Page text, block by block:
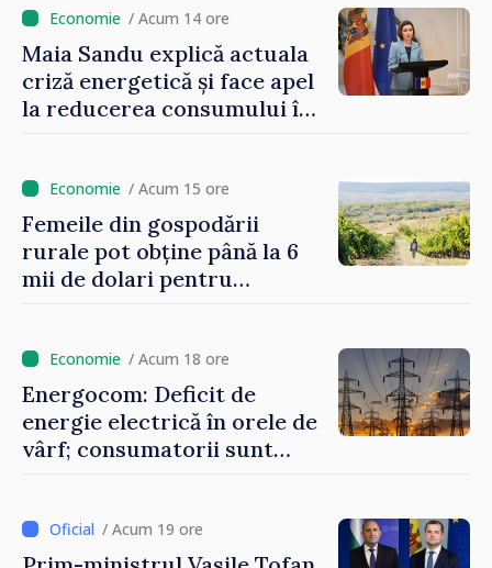
/ Acum 14 ore
Maia Sandu explică actuala
criză energetică și face apel
la reducerea consumului în
un nivel mai mic”
/ Acum 15 ore
Femeile din gospodării
rurale pot obține până la 6
mii de dolari pentru
/ Acum 18 ore
Energocom: Deficit de
energie electrică în orele de
vârf; consumatorii sunt
/ Acum 19 ore